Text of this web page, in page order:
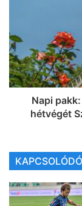
Napi
hétvégét